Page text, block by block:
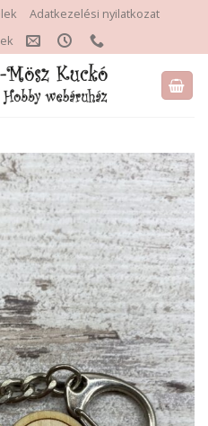
Adatkezelési nyilatkozat